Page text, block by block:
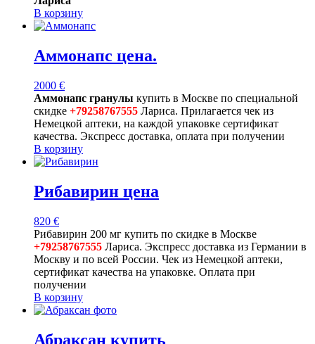
В корзину
Аммонапс цена.
2000 €
Аммонапс гранулы купить в Москве по специальной
скидке +79258767555 Лариса. Прилагается чек из
Немецкой аптеки, на каждой упаковке сертификат
качества. Экспресс доставка, оплата при получении
В корзину
Рибавирин цена
820 €
Рибавирин 200 мг купить по скидке в Москве
+79258767555 Лариса. Экспресс доставка из Германии в
Москву и по всей России. Чек из Немецкой аптеки,
сертификат качества на упаковке. Оплата при
получении
В корзину
Абраксан купить